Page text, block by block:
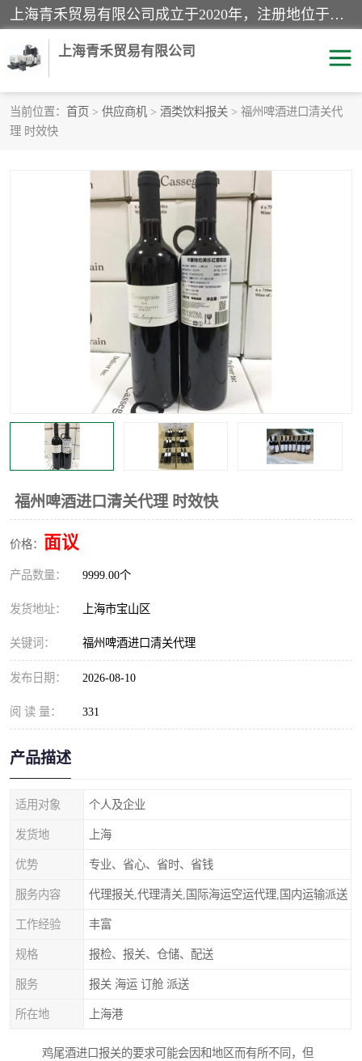
上海青禾贸易有限公司成立于2020年，注册地位于上海市宝山区。经营范围包括：机械设备、五金制品、劳防用品、电子产品、塑胶制品、家具、模具、纺织品、仪器仪表、建筑材料、装饰材料、化工产品、金属制品、机车配件等货物进出口报关、清关服务。
上海青禾贸易有限公司
当前位置： 首页 > 供应商机 > 酒类饮料报关 > 福州啤酒进口清关代
理 时效快
福州啤酒进口清关代理 时效快
价格： 面议
产品数量： 9999.00个
发货地址： 上海市宝山区
关键词： 福州啤酒进口清关代理
发布日期： 2026-08-10
阅 读 量： 331
产品描述
适用对象 个人及企业
发货地 上海
优势 专业、省心、省时、省钱
服务内容 代理报关,代理清关,国际海运空运代理,国内运输派送
工作经验 丰富
规格 报检、报关、仓储、配送
服务 报关 海运 订舱 派送
所在地 上海港
鸡尾酒进口报关的要求可能会因和地区而有所不同，但
酒类饮料报关
进口退运报关 服装进口清关
进口杂货清关
家用电器报关 机床进口清关